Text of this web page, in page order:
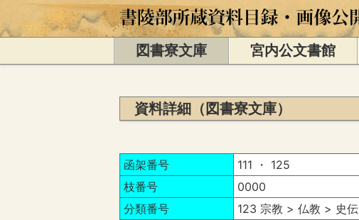
図書寮文庫 宮内公文書館
資料詳細（図書寮文庫）
函架番号
111 ・ 125
枝番号
0000
分類番号
123 宗教 > 仏教 > 史伝